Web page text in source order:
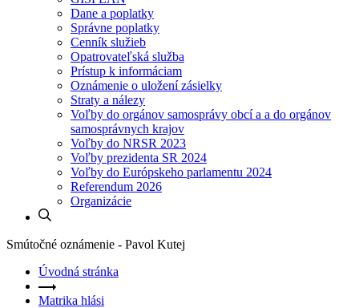
Dane a poplatky
Správne poplatky
Cenník služieb
Opatrovateľská služba
Prístup k informáciam
Oznámenie o uložení zásielky
Straty a nálezy
Voľby do orgánov samosprávy obcí a a do orgánov
samosprávnych krajov
Voľby do NRSR 2023
Voľby prezidenta SR 2024
Voľby do Európskeho parlamentu 2024
Referendum 2026
Organizácie
Smútočné oznámenie - Pavol Kutej
Úvodná stránka
Matrika hlási